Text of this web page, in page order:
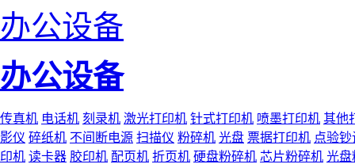
办公设备
办公设备
传真机 电话机 刻录机 激光打印机 针式打印机 喷墨打印机 其他
影仪 碎纸机 不间断电源 扫描仪 粉碎机 光盘 票据打印机 点验钞
印机 读卡器 胶印机 配页机 折页机 硬盘粉碎机 芯片粉碎机 光盘